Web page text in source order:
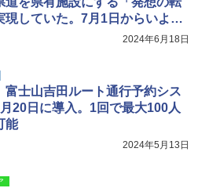
現していた。7月1日からいよい
2024年6月18日
富士山吉田ルート通行予約シス
20日に導入。1回で最大100人
能
2024年5月13日